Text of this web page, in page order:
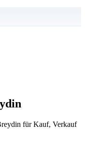
für Kauf, Verkauf